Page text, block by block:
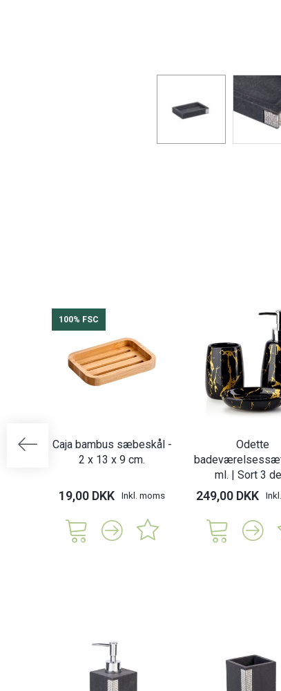
100% FSC
Caja bambus sæbeskål -
2 x 13 x 9 cm.
19,00 DKK Inkl. moms
Odette
ml. | Sort 3
249,00 DKK